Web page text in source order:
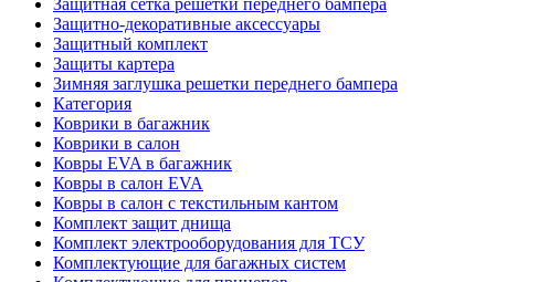
Защитная сетка решетки переднего бампера
Защитно-декоративные аксессуары
Защитный комплект
Защиты картера
Зимняя заглушка решетки переднего бампера
Категория
Коврики в багажник
Коврики в салон
Ковры EVA в багажник
Ковры в салон EVA
Ковры в салон с текстильным кантом
Комплект защит днища
Комплект электрооборудования для ТСУ
Комплектующие для багажных систем